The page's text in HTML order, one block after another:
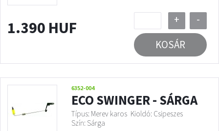
1.390 HUF +
-
KOSÁR
6352-004
ECO SWINGER - SÁRGA
Típus: Merev karos Kioldó: Csipeszes
Szín: Sárga